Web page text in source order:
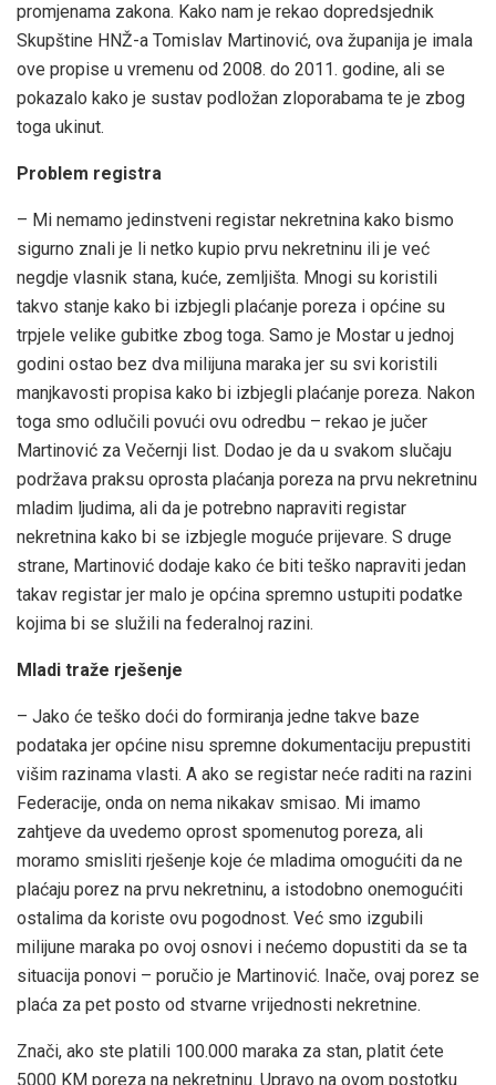
promjenama zakona. Kako nam je rekao dopredsjednik
Skupštine HNŽ-a Tomislav Martinović, ova županija je imala
ove propise u vremenu od 2008. do 2011. godine, ali se
pokazalo kako je sustav podložan zloporabama te je zbog
toga ukinut.
Problem registra
– Mi nemamo jedinstveni registar nekretnina kako bismo
sigurno znali je li netko kupio prvu nekretninu ili je već
negdje vlasnik stana, kuće, zemljišta. Mnogi su koristili
takvo stanje kako bi izbjegli plaćanje poreza i općine su
trpjele velike gubitke zbog toga. Samo je Mostar u jednoj
godini ostao bez dva milijuna maraka jer su svi koristili
manjkavosti propisa kako bi izbjegli plaćanje poreza. Nakon
toga smo odlučili povući ovu odredbu – rekao je jučer
Martinović za Večernji list. Dodao je da u svakom slučaju
podržava praksu oprosta plaćanja poreza na prvu nekretninu
mladim ljudima, ali da je potrebno napraviti registar
nekretnina kako bi se izbjegle moguće prijevare. S druge
strane, Martinović dodaje kako će biti teško napraviti jedan
takav registar jer malo je općina spremno ustupiti podatke
kojima bi se služili na federalnoj razini.
Mladi traže rješenje
– Jako će teško doći do formiranja jedne takve baze
podataka jer općine nisu spremne dokumentaciju prepustiti
višim razinama vlasti. A ako se registar neće raditi na razini
Federacije, onda on nema nikakav smisao. Mi imamo
zahtjeve da uvedemo oprost spomenutog poreza, ali
moramo smisliti rješenje koje će mladima omogućiti da ne
plaćaju porez na prvu nekretninu, a istodobno onemogućiti
ostalima da koriste ovu pogodnost. Već smo izgubili
milijune maraka po ovoj osnovi i nećemo dopustiti da se ta
situacija ponovi – poručio je Martinović. Inače, ovaj porez se
plaća za pet posto od stvarne vrijednosti nekretnine.
Znači, ako ste platili 100.000 maraka za stan, platit ćete
5000 KM poreza na nekretninu. Upravo na ovom postotku